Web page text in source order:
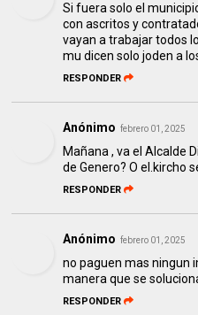
Si fuera solo el
con ascritos y
vayan a trabajar todos
mu dicen solo joden a
RESPONDER
Anónimo febrero 01, 2025
Mañana , va el Alcalde
de Genero? O el.kircho
RESPONDER
Anónimo febrero 01, 2025
no paguen mas ningun
manera que se
RESPONDER